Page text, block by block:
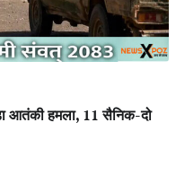
आतंकी हमला, 11 सैनिक-दो